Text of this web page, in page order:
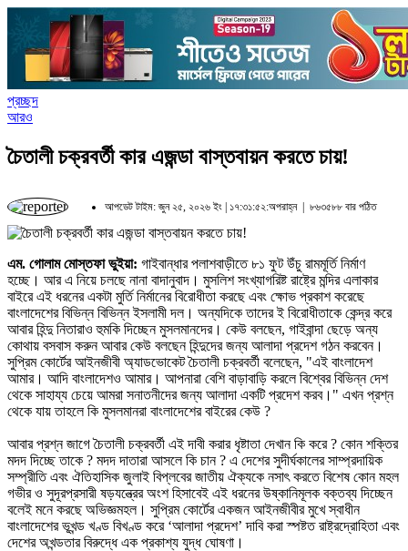
প্রচ্ছদ
আরও
চৈতালী চক্রবর্তী কার এজন্ডা বাস্তবায়ন করতে চায়!
আপডেট টাইম: জুন ২৫, ২০২৬ ইং | ১৭:৩১:৫২:অপরাহ্ন | ৮৬৩৫৮৮ বার পঠিত
এম. গোলাম মোস্তফা ভুইয়া: গাইবান্ধার পলাশবাড়ীতে ৮১ ফুট উঁচু রামমূর্তি নির্মাণ
হচ্ছে। আর এ নিয়ে চলছে নানা বাদানুবাদ। মুসলিশ সংখ্যাগরিষ্ট রাষ্ট্রে মন্দির এলাকার
বাইরে এই ধরনের একটা মুর্তি নির্মানের বিরোধীতা করছে এবং ক্ষোভ প্রকাশ করেছে
বাংলাদেশের বিভিন্ন বিভিন্ন ইসলামী দল। অন্যদিকে তাদের ই বিরোধীতাকে কেন্দ্র করে
আবার হিন্দু নিতারাও হুমকি দিচ্ছেন মুসলমানদের। কেউ বলছেন, গাইবান্দা ছেড়ে অন্য
কোথায় বসবাস করুন আবার কেউ বলছেন হিন্দুদের জন্য আলাদা প্রদেশ গঠন করবেন।
সুপ্রিম কোর্টের আইনজীবী অ্যাডভোকেট চৈতালী চক্রবর্তী বলেছেন, "এই বাংলাদেশ
আমার। আদি বাংলাদেশও আমার। আপনারা বেশি বাড়াবাড়ি করলে বিশ্বের বিভিন্ন দেশ
থেকে সাহায্য চেয়ে আমরা সনাতনীদের জন্য আলাদা একটি প্রদেশ করব।" এখন প্রশ্ন
থেকে যায় তাহলে কি মুসলমানরা বাংলাদেশের বাইরের কেউ ?
আবার প্রশ্ন জাগে চৈতালী চক্রবর্তী এই দাবী করার ধৃষ্টাতা দেখান কি করে ? কোন শক্তির
মদদ দিচ্ছে তাকে ? মদদ দাতারা আসলে কি চান ? এ দেশের সুদীর্ঘকালের সাম্প্রদায়িক
সম্প্রীতি এবং ঐতিহাসিক জুলাই বিপ্লবের জাতীয় ঐক্যকে নসাৎ করতে বিশেষ কোন মহল
গভীর ও সুদূরপ্রসারী ষড়যন্ত্রের অংশ হিসাবেই এই ধরনের উষ্কানিমূলক বক্তব্য দিচ্ছেন
বলেই মনে করছে অভিজ্ঞমহল। সুপ্রিম কোর্টের একজন আইনজীবীর মুখে স্বাধীন
বাংলাদেশের ভূখন্ড খণ্ড বিখণ্ড করে ‘আলাদা প্রদেশ’ দাবি করা স্পষ্টত রাষ্ট্রদ্রোহিতা এবং
দেশের অখন্ডতার বিরুদ্ধে এক প্রকাশ্য যুদ্ধ ঘোষণা।